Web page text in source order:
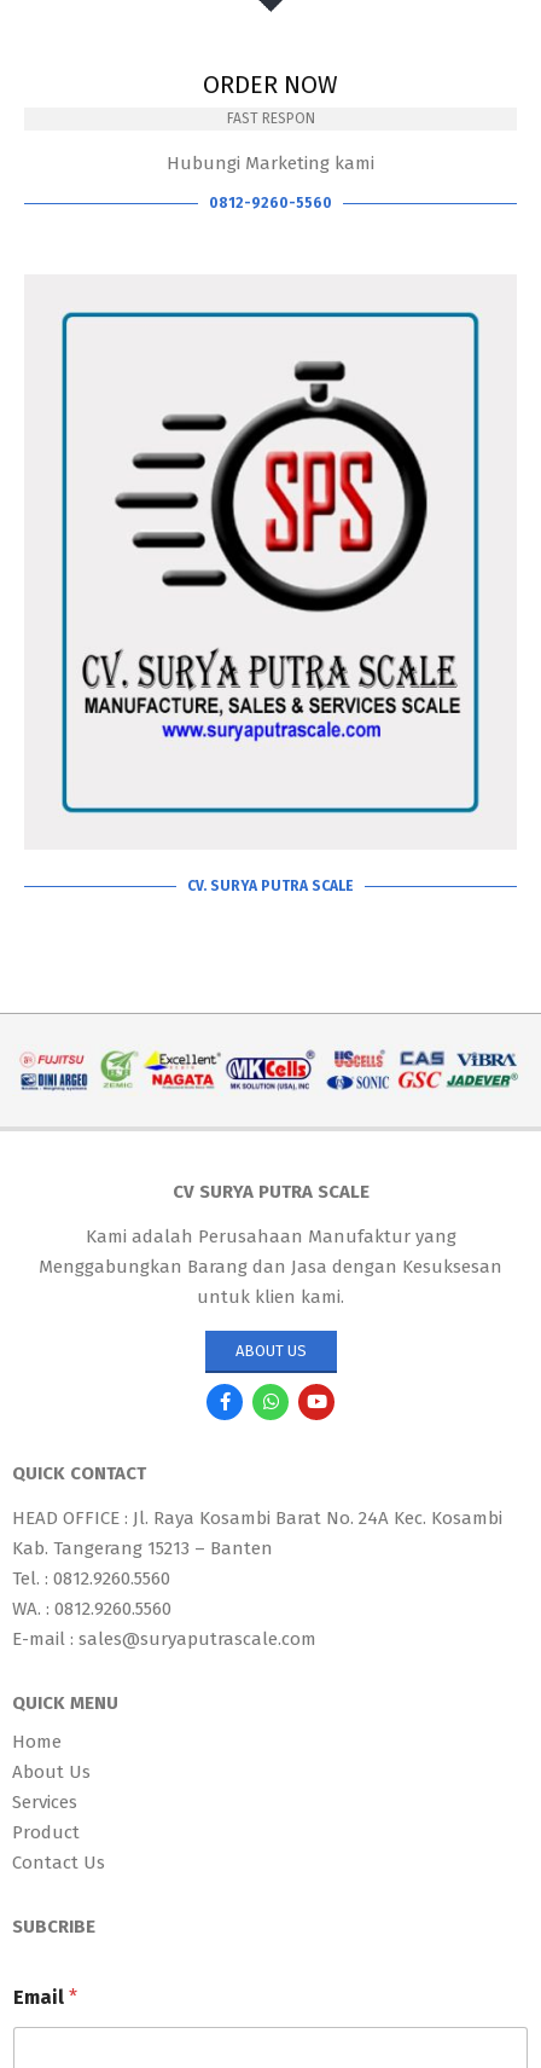
ORDER NOW
FAST RESPON
Hubungi Marketing kami
0812-9260-5560
CV. SURYA PUTRA SCALE
CV SURYA PUTRA SCALE
Kami adalah Perusahaan Manufaktur yang
Menggabungkan Barang dan Jasa dengan Kesuksesan
untuk klien kami.
ABOUT US
QUICK CONTACT
HEAD OFFICE : Jl. Raya Kosambi Barat No. 24A Kec. Kosambi
Kab. Tangerang 15213 – Banten
Tel. : 0812.9260.5560
WA. : 0812.9260.5560
E-mail : sales@suryaputrascale.com
QUICK MENU
Home
About Us
Services
Product
Contact Us
SUBCRIBE
Email *